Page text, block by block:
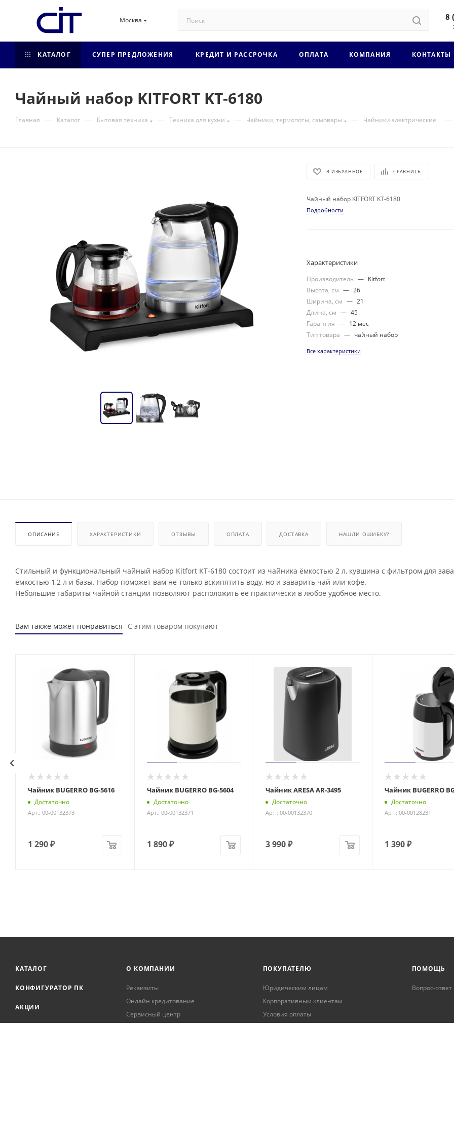
Москва 8
КАТАЛОГ СУПЕР ПРЕДЛОЖЕНИЯ КРЕДИТ И РАССРОЧКА ОПЛАТА КОМПАНИЯ КОНТАКТЫ
Чайный набор KITFORT KТ-6180
Главная — Каталог — Бытовая техника — Техника для кухни — Чайники, термопоты, самовары — Чайники электрические —
В ИЗБРАННОЕ СРАВНИТЬ
Чайный набор KITFORT KТ-6180
Подробности
Характеристики
Производитель — Kitfort
Высота, см — 26
Ширина, см — 21
Длина, см — 45
Гарантия — 12 мес
Тип товара — чайный набор
Все характеристики
ОПИСАНИЕ ХАРАКТЕРИСТИКИ ОТЗЫВЫ ОПЛАТА ДОСТАВКА НАШЛИ ОШИБКУ?
Стильный и функциональный чайный набор Kitfort КТ-6180 состоит из чайника ёмкостью 2 л, кувшина с фильтром для
ёмкостью 1,2 л и базы. Набор поможет вам не только вскипятить воду, но и заварить чай или кофе.
Небольшие габариты чайной станции позволяют расположить её практически в любое удобное место.
Вам также может понравиться С этим товаром покупают
Чайник BUGERRO BG-5616
Достаточно
Арт.: 00-00132373
1 290₽
Чайник BUGERRO BG-5604
Достаточно
Арт.: 00-00132371
1 890₽
Чайник ARESA AR-3495
Достаточно
Арт.: 00-00132370
3 990₽
Чайник BUGERRO
Достаточно
Арт.: 00-00128231
1 390₽
КАТАЛОГ
КОНФИГУРАТОР ПК
АКЦИИ
О КОМПАНИИ
Реквизиты
Онлайн кредитование
Сервисный центр
ПОКУПАТЕЛЮ
Юридическим лицам
Корпоративным клиентам
Условия оплаты
ПОМОЩЬ
Вопрос-ответ